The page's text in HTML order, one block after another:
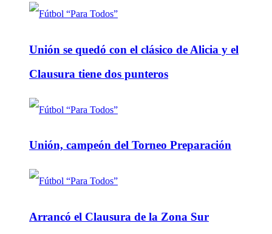
Unión se quedó con el clásico de Alicia y el
Clausura tiene dos punteros
Unión, campeón del Torneo Preparación
Arrancó el Clausura de la Zona Sur